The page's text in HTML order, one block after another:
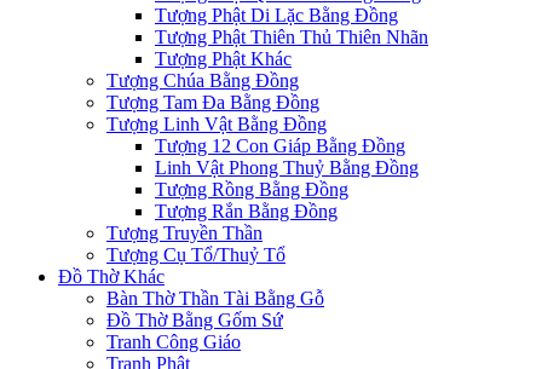
Tượng Phật Di Lặc Bằng Đồng
Tượng Phật Thiên Thủ Thiên Nhãn
Tượng Phật Khác
Tượng Chúa Bằng Đồng
Tượng Tam Đa Bằng Đồng
Tượng Linh Vật Bằng Đồng
Tượng 12 Con Giáp Bằng Đồng
Linh Vật Phong Thuỷ Bằng Đồng
Tượng Rồng Bằng Đồng
Tượng Rắn Bằng Đồng
Tượng Truyền Thần
Tượng Cụ Tổ/Thuỷ Tổ
Đồ Thờ Khác
Bàn Thờ Thần Tài Bằng Gỗ
Đồ Thờ Bằng Gốm Sứ
Tranh Công Giáo
Tranh Phật